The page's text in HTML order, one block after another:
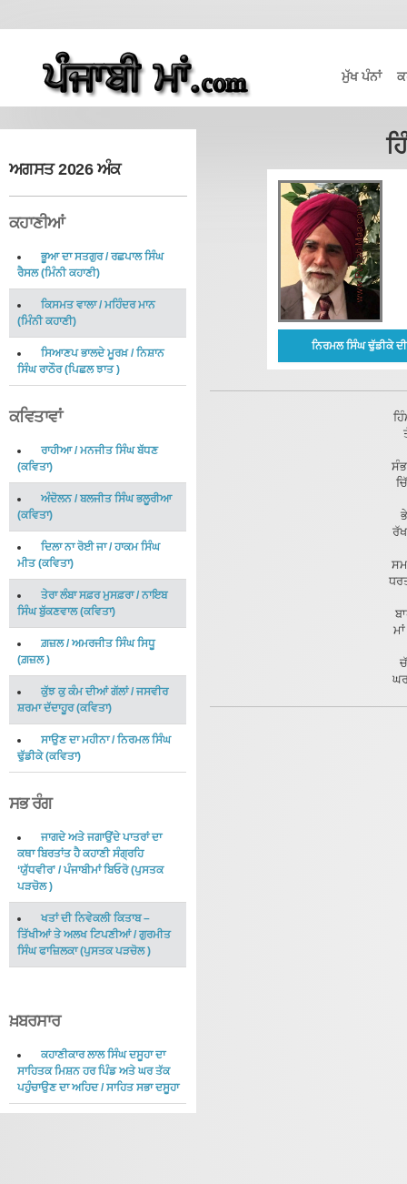
ਮੁੱਖ ਪੰਨਾਂ
ਅਗਸਤ 2026 ਅੰਕ
ਕਹਾਣੀਆਂ
ਭੂਆ ਦਾ ਸਤਗੁਰ/ਰਛਪਾਲ ਸਿੰਘ
ਰੈਸਲ(ਮਿੰਨੀ ਕਹਾਣੀ)
ਕਿਸਮਤ ਵਾਲਾ/ ਮਹਿੰਦਰ ਮਾਨ
(ਮਿੰਨੀ ਕਹਾਣੀ)
ਸਿਆਣਪ ਭਾਲਦੇ ਮੂਰਖ਼/ਨਿਸ਼ਾਨ
ਸਿੰਘ ਰਾਠੌਰ(ਪਿਛਲ ਝਾਤ)
ਕਵਿਤਾਵਾਂ
ਰਾਹੀਆ/ਮਨਜੀਤ ਸਿੰਘ ਬੱਧਣ
(ਕਵਿਤਾ)
ਅੰਦੋਲਨ/ ਬਲਜੀਤ ਸਿੰਘ ਭਲੂਰੀਆ
(ਕਵਿਤਾ)
ਦਿਲਾ ਨਾ ਰੋਈ ਜਾ/ਹਾਕਮ ਸਿੰਘ
ਮੀਤ(ਕਵਿਤਾ)
ਤੇਰਾ ਲੰਬਾ ਸਫ਼ਰ ਮੁਸਫ਼ਰਾ/ਨਾਇਬ
ਸਿੰਘ ਬੁੱਕਣਵਾਲ(ਕਵਿਤਾ)
ਗ਼ਜ਼ਲ/ਅਮਰਜੀਤ ਸਿੰਘ ਸਿਧੂ
(ਗ਼ਜ਼ਲ)
ਕੁੱਝ ਕੁ ਕੰਮ ਦੀਆਂ ਗੱਲਾਂ/ ਜਸਵੀਰ
ਸ਼ਰਮਾ ਦੱਦਾਹੂਰ(ਕਵਿਤਾ)
ਸਾਉਣ ਦਾ ਮਹੀਨਾ/ਨਿਰਮਲ ਸਿੰਘ
ਢੁੱਡੀਕੇ(ਕਵਿਤਾ)
ਸਭ ਰੰਗ
ਜਾਗਦੇ ਅਤੇ ਜਗਾਉਂਦੇ ਪਾਤਰਾਂ ਦਾ
ਕਥਾ ਬਿਰਤਾਂਤ ਹੈ ਕਹਾਣੀ ਸੰਗ੍ਰਹਿ
‘ਯੁੱਧਵੀਰ’ /ਪੰਜਾਬੀਮਾਂ ਬਿਓਰੋ(ਪੁਸਤਕ
ਪੜਚੋਲ)
ਖਤਾਂ ਦੀ ਨਿਵੇਕਲੀ ਕਿਤਾਬ –
ਤਿੱਖੀਆਂ ਤੇ ਅਲਖ ਟਿਪਣੀਆਂ/ ਗੁਰਮੀਤ
ਸਿੰਘ ਫਾਜ਼ਿਲਕਾ(ਪੁਸਤਕ ਪੜਚੋਲ)
ਖ਼ਬਰਸਾਰ
ਕਹਾਣੀਕਾਰ ਲਾਲ ਸਿੰਘ ਦਸੂਹਾ ਦਾ
ਸਾਹਿਤਕ ਮਿਸ਼ਨ ਹਰ ਪਿੰਡ ਅਤੇ ਘਰ ਤੱਕ
ਪਹੁੰਚਾਉਣ ਦਾ ਅਹਿਦ/ਸਾਹਿਤ ਸਭਾ ਦਸੂਹਾ
ਨਿਰਮਲ ਸਿੰਘ ਢੁੱਡੀਕੇ